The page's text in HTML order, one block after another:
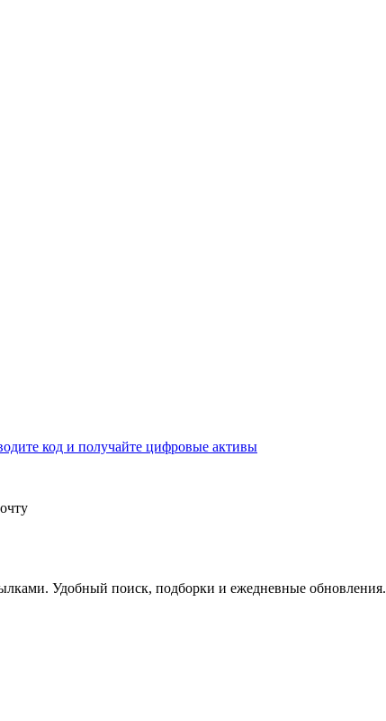
код и получайте цифровые активы
Удобный поиск, подборки и ежедневные обновления.